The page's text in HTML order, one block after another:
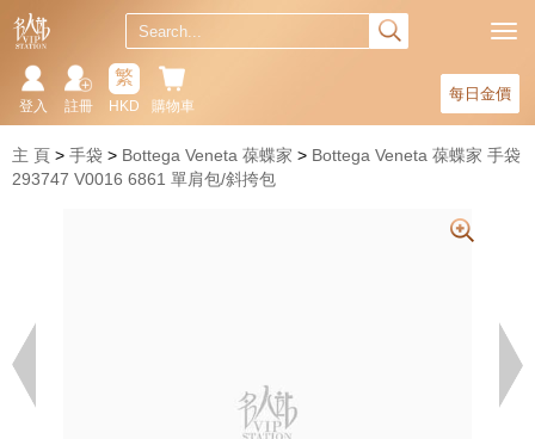
每日金價
購物車
繁
HKD
註冊
登入
主 頁 手袋 Bottega Veneta 葆蝶家
Bottega Veneta 葆蝶家 手袋
293747 V0016 6861 單肩包/斜挎包